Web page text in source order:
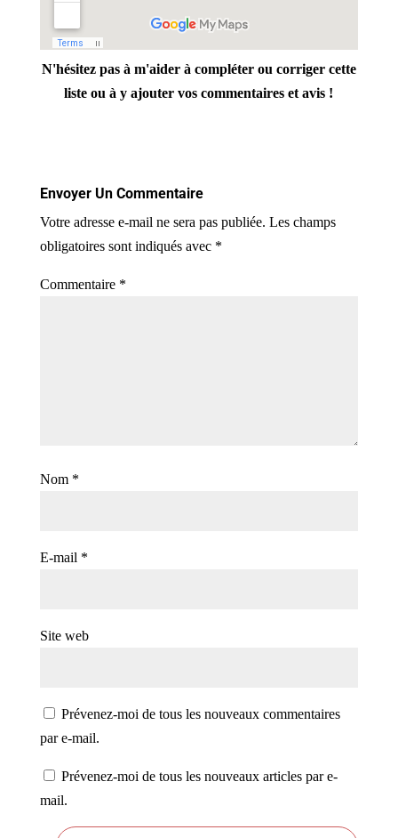
N'hésitez pas à m'aider à compléter ou corriger cette
liste ou à y ajouter vos commentaires et avis !
Envoyer Un Commentaire
Votre adresse e-mail ne sera pas publiée. Les champs
obligatoires sont indiqués avec *
Commentaire *
Nom *
E-mail *
Site web
Prévenez-moi de tous les nouveaux commentaires
par e-mail.
Prévenez-moi de tous les nouveaux articles par e-
mail.